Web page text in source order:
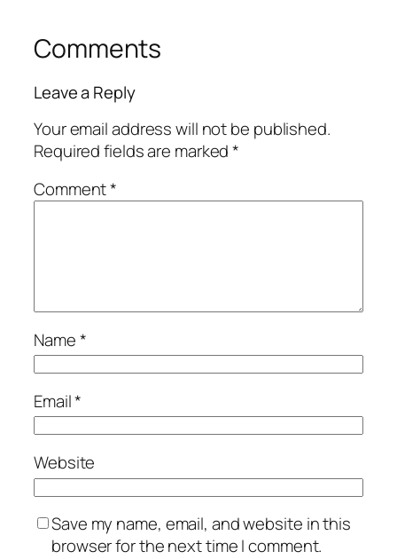
Comments
Leave a Reply
Your email address will not be published.
Required fields are marked*
Comment*
Name*
Email*
Website
Save my name, email, and website in this
browser for the next time I comment.